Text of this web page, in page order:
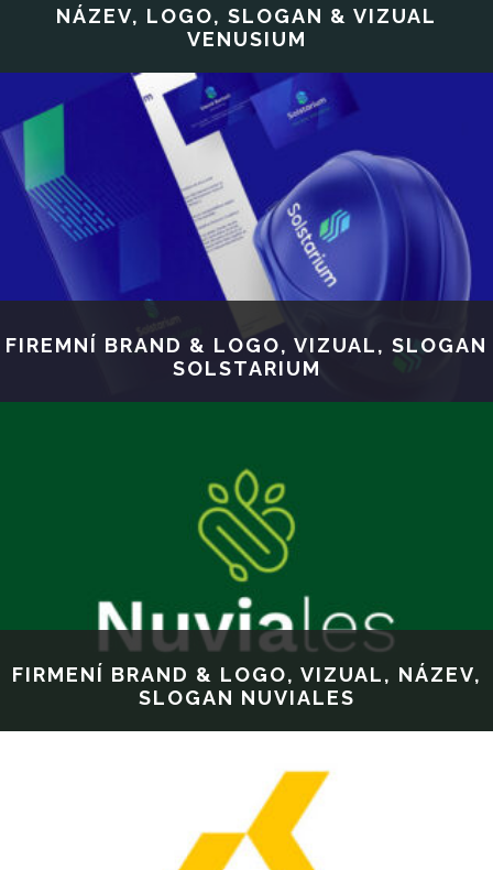
NÁZEV, LOGO, SLOGAN & VIZUAL
VENUSIUM
FIREMNÍ BRAND & LOGO, VIZUAL, SLOGAN
SOLSTARIUM
FIRMENÍ BRAND & LOGO, VIZUAL, NÁZEV,
SLOGAN NUVIALES